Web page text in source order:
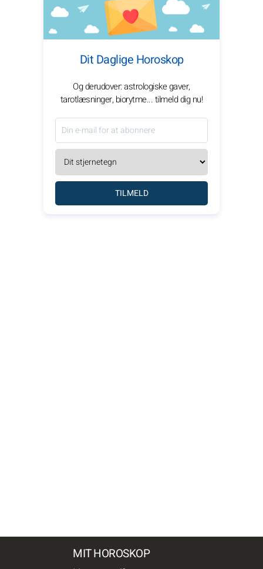
Dit Daglige Horoskop
Og derudover: astrologiske gaver,
tarotlæsninger, biorytme... tilmeld dig nu!
TILMELD
MIT HOROSKOP